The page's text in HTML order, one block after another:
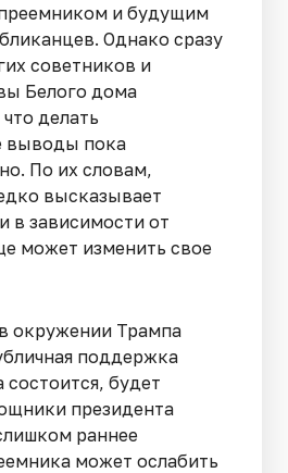
и будущим
Однако сразу
советников и
Белого дома
делать
выводы пока
По их словам,
высказывает
в зависимости от
может изменить свое
окружении Трампа
поддержка
состоится, будет
президента
раннее
может ослабить